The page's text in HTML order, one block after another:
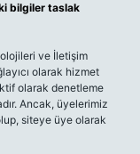
bilgiler taslak
ve İletişim
olarak hizmet
olarak denetleme
Ancak, üyelerimiz
siteye üye olarak